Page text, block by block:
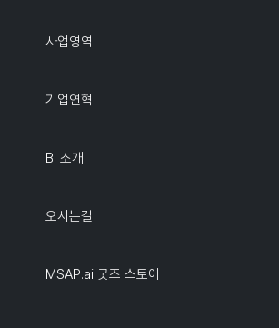
사업영역
기업연혁
BI 소개
오시는길
MSAP.ai 굿즈 스토어